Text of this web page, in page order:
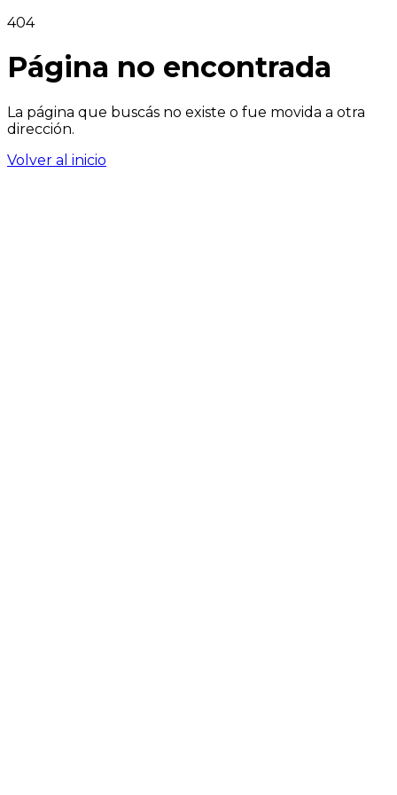
404
Página no encontrada
La página que buscás no existe o fue movida a otra
dirección.
Volver al inicio